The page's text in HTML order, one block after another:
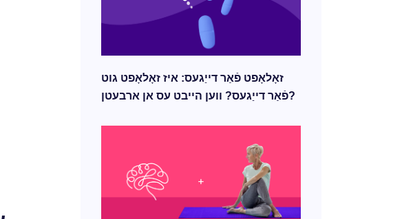
זאָלאָפט פֿאַר דייַגעס: איז זאָלאָפט גוט
פֿאַר דייַגעס? ווען הייבט עס אן ארבעטן?